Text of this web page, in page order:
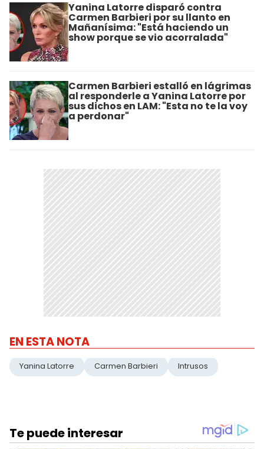
Yanina Latorre disparó contra
Carmen Barbieri por su llanto en
Mañanísima: "Está haciendo un
show porque se vio acorralada"
Carmen Barbieri estalló en lágrimas
al responderle a Yanina Latorre por
sus dichos en LAM: "Esta no te la voy
a perdonar"
EN ESTA NOTA
Yanina Latorre Carmen Barbieri Intrusos